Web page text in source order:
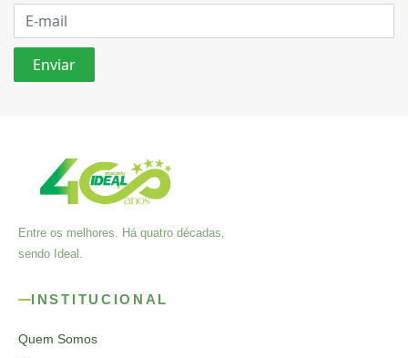
Entre os melhores. Há quatro décadas,
sendo Ideal.
INSTITUCIONAL
Quem Somos